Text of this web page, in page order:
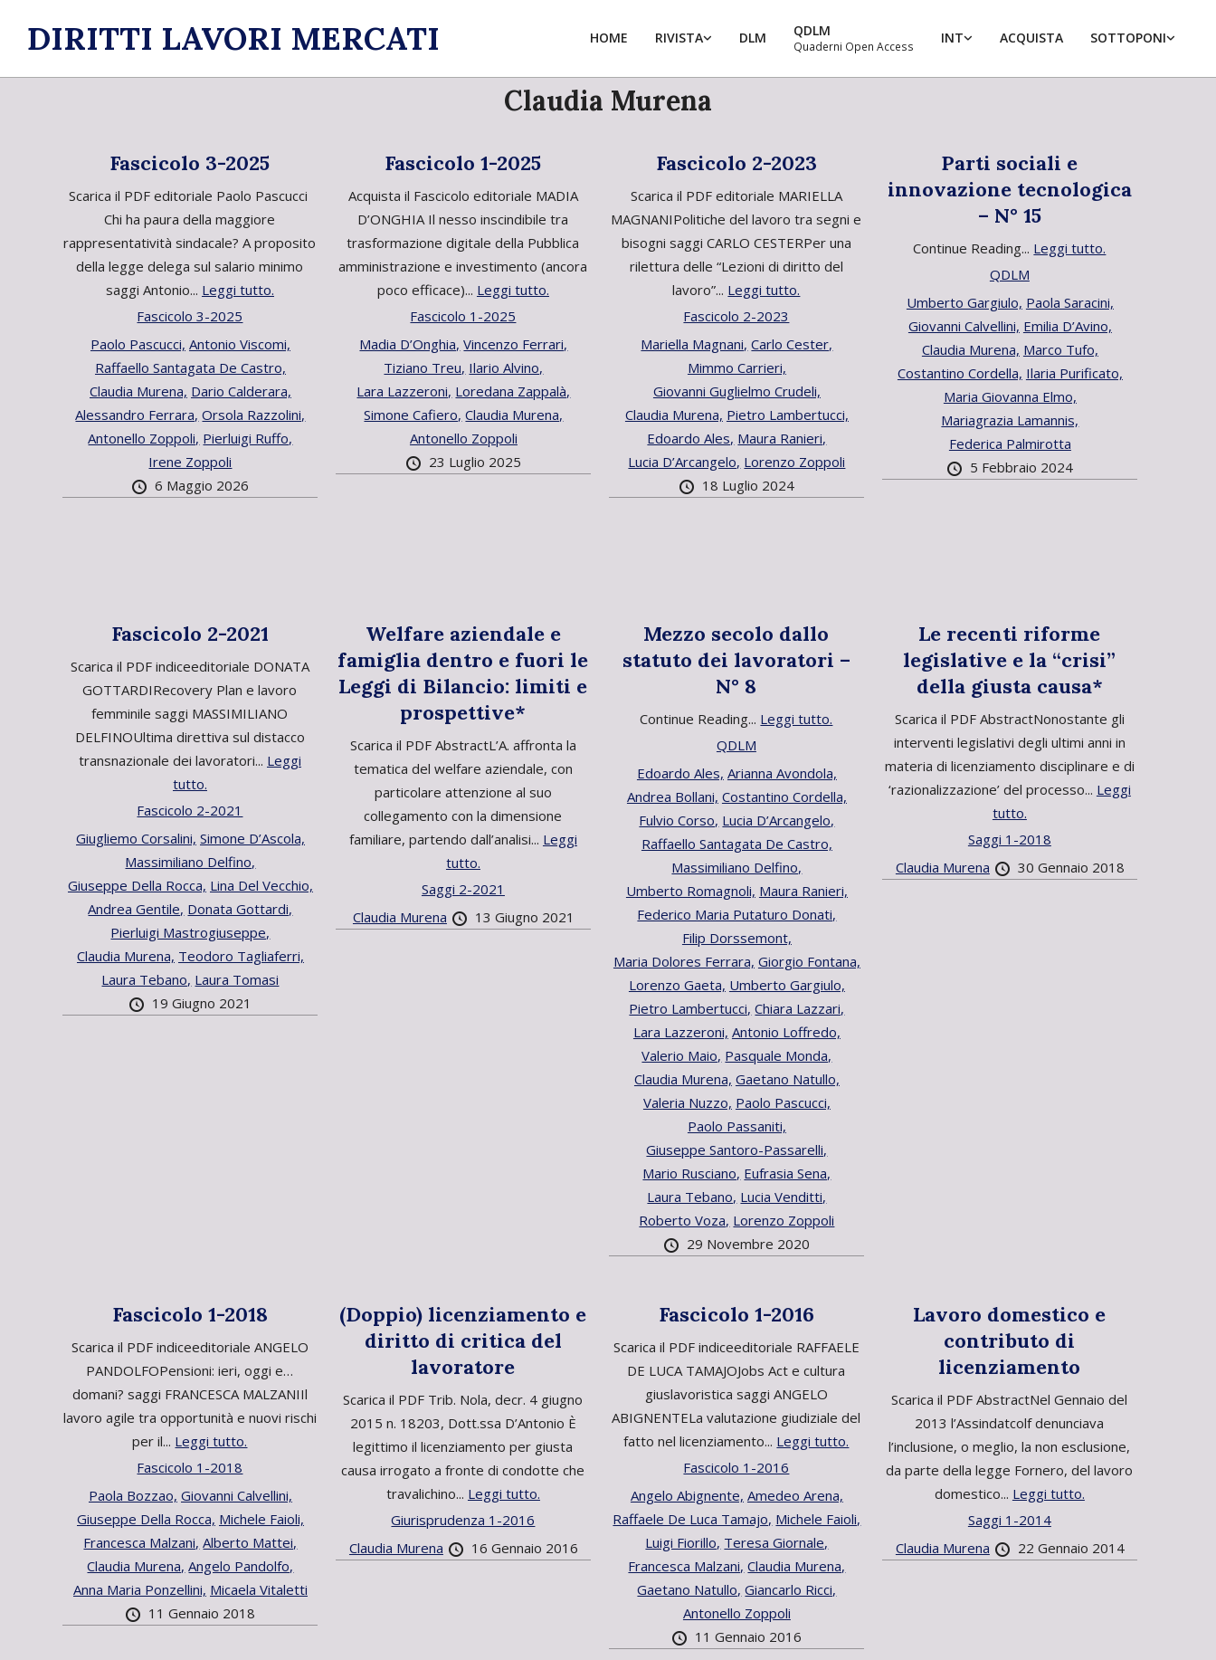
DIRITTI LAVORI MERCATI HOME RIVISTA DLM QDLM
Quaderni Open Access
INT ACQUISTA SOTTOPONI
Claudia Murena
Fascicolo 3-2025
Scarica il PDF editoriale Paolo Pascucci
Chi ha paura della maggiore
rappresentatività sindacale? A proposito
della legge delega sul salario minimo
saggi Antonio... Leggi tutto.
Fascicolo 3-2025
Paolo Pascucci, Antonio Viscomi,
Raffaello Santagata De Castro,
Claudia Murena, Dario Calderara,
Alessandro Ferrara, Orsola Razzolini,
Antonello Zoppoli, Pierluigi Ruffo,
Irene Zoppoli
6 Maggio 2026
Fascicolo 1-2025
Acquista il Fascicolo editoriale MADIA
D’ONGHIA Il nesso inscindibile tra
trasformazione digitale della Pubblica
amministrazione e investimento (ancora
poco efficace)... Leggi tutto.
Fascicolo 1-2025
Madia D’Onghia, Vincenzo Ferrari,
Tiziano Treu, Ilario Alvino,
Lara Lazzeroni, Loredana Zappalà,
Simone Cafiero, Claudia Murena,
Antonello Zoppoli
23 Luglio 2025
Fascicolo 2-2023
Scarica il PDF editoriale MARIELLA
MAGNANIPolitiche del lavoro tra segni e
bisogni saggi CARLO CESTERPer una
rilettura delle “Lezioni di diritto del
lavoro”... Leggi tutto.
Fascicolo 2-2023
Mariella Magnani, Carlo Cester,
Mimmo Carrieri,
Giovanni Guglielmo Crudeli,
Claudia Murena, Pietro Lambertucci,
Edoardo Ales, Maura Ranieri,
Lucia D’Arcangelo, Lorenzo Zoppoli
18 Luglio 2024
Parti sociali e
innovazione tecnologica
– N° 15
Continue Reading... Leggi tutto.
QDLM
Umberto Gargiulo, Paola Saracini,
Giovanni Calvellini, Emilia D’Avino,
Claudia Murena, Marco Tufo,
Costantino Cordella, Ilaria Purificato,
Maria Giovanna Elmo,
Mariagrazia Lamannis,
Federica Palmirotta
5 Febbraio 2024
Fascicolo 2-2021
Scarica il PDF indiceeditoriale DONATA
GOTTARDIRecovery Plan e lavoro
femminile saggi MASSIMILIANO
DELFINOUltima direttiva sul distacco
transnazionale dei lavoratori... Leggi
tutto.
Fascicolo 2-2021
Giugliemo Corsalini, Simone D’Ascola,
Massimiliano Delfino,
Giuseppe Della Rocca, Lina Del Vecchio,
Andrea Gentile, Donata Gottardi,
Pierluigi Mastrogiuseppe,
Claudia Murena, Teodoro Tagliaferri,
Laura Tebano, Laura Tomasi
19 Giugno 2021
Welfare aziendale e
famiglia dentro e fuori le
Leggi di Bilancio: limiti e
prospettive*
Scarica il PDF AbstractL’A. affronta la
tematica del welfare aziendale, con
particolare attenzione al suo
collegamento con la dimensione
familiare, partendo dall’analisi... Leggi
tutto.
Saggi 2-2021
Claudia Murena
13 Giugno 2021
Mezzo secolo dallo
statuto dei lavoratori –
N° 8
Continue Reading... Leggi tutto.
QDLM
Edoardo Ales, Arianna Avondola,
Andrea Bollani, Costantino Cordella,
Fulvio Corso, Lucia D’Arcangelo,
Raffaello Santagata De Castro,
Massimiliano Delfino,
Umberto Romagnoli, Maura Ranieri,
Federico Maria Putaturo Donati,
Filip Dorssemont,
Maria Dolores Ferrara, Giorgio Fontana,
Lorenzo Gaeta, Umberto Gargiulo,
Pietro Lambertucci, Chiara Lazzari,
Lara Lazzeroni, Antonio Loffredo,
Valerio Maio, Pasquale Monda,
Claudia Murena, Gaetano Natullo,
Valeria Nuzzo, Paolo Pascucci,
Paolo Passaniti,
Giuseppe Santoro-Passarelli,
Mario Rusciano, Eufrasia Sena,
Laura Tebano, Lucia Venditti,
Roberto Voza, Lorenzo Zoppoli
29 Novembre 2020
Le recenti riforme
legislative e la “crisi”
della giusta causa*
Scarica il PDF AbstractNonostante gli
interventi legislativi degli ultimi anni in
materia di licenziamento disciplinare e di
‘razionalizzazione’ del processo... Leggi
tutto.
Saggi 1-2018
Claudia Murena
30 Gennaio 2018
Fascicolo 1-2018
Scarica il PDF indiceeditoriale ANGELO
PANDOLFOPensioni: ieri, oggi e…
domani? saggi FRANCESCA MALZANIIl
lavoro agile tra opportunità e nuovi rischi
per il... Leggi tutto.
Fascicolo 1-2018
Paola Bozzao, Giovanni Calvellini,
Giuseppe Della Rocca, Michele Faioli,
Francesca Malzani, Alberto Mattei,
Claudia Murena, Angelo Pandolfo,
Anna Maria Ponzellini, Micaela Vitaletti
11 Gennaio 2018
(Doppio) licenziamento e
diritto di critica del
lavoratore
Scarica il PDF Trib. Nola, decr. 4 giugno
2015 n. 18203, Dott.ssa D’Antonio È
legittimo il licenziamento per giusta
causa irrogato a fronte di condotte che
travalichino... Leggi tutto.
Giurisprudenza 1-2016
Claudia Murena
16 Gennaio 2016
Fascicolo 1-2016
Scarica il PDF indiceeditoriale RAFFAELE
DE LUCA TAMAJOJobs Act e cultura
giuslavoristica saggi ANGELO
ABIGNENTELa valutazione giudiziale del
fatto nel licenziamento... Leggi tutto.
Fascicolo 1-2016
Angelo Abignente, Amedeo Arena,
Raffaele De Luca Tamajo, Michele Faioli,
Luigi Fiorillo, Teresa Giornale,
Francesca Malzani, Claudia Murena,
Gaetano Natullo, Giancarlo Ricci,
Antonello Zoppoli
11 Gennaio 2016
Lavoro domestico e
contributo di
licenziamento
Scarica il PDF AbstractNel Gennaio del
2013 l’Assindatcolf denunciava
l’inclusione, o meglio, la non esclusione,
da parte della legge Fornero, del lavoro
domestico... Leggi tutto.
Saggi 1-2014
Claudia Murena
22 Gennaio 2014